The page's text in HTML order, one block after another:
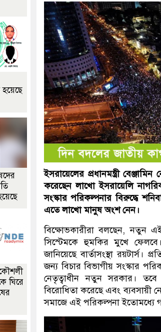
ইসরায়েলের প্রধানমন্ত্রী
করেছেন লাখো ইসরায়েলি
সংস্কার পরিকল্পনার বিরুদ্ধে
এতে লাখো মানুষ অংশ নেন।
বিক্ষোভকারীরা বলছেন, নতুন
সিস্টেমকে হুমকির মুখে
জানিয়েছে বার্তাসংস্থা রয়টার্স।
জন্য বিচার বিভাগীয় সংস্কার
নেতৃত্বাধীন নতুন সরকার।
বিরোধিতা করেছে এবং ব্যবসায়ী
সমাজে এই পরিকল্পনা ইতোমধ্যে
ঘিরে